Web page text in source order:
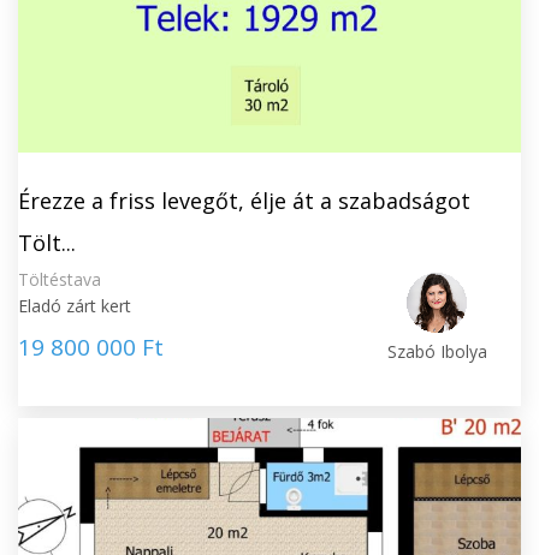
Érezze a friss levegőt, élje át a szabadságot
Tölt...
Töltéstava
Eladó zárt kert
19 800 000 Ft Szabó Ibolya